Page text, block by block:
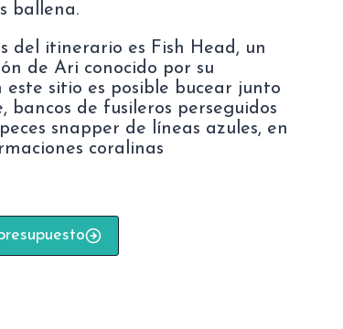
ballena.
del itinerario es Fish Head, un
de Ari conocido por su
sitio es posible bucear junto
bancos de fusileros perseguidos
snapper de líneas azules, en
coralinas